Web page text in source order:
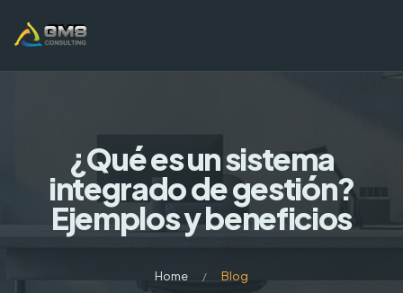
¿Qué es un sistema
integrado de gestión?
Ejemplos y beneficios
Home Blog